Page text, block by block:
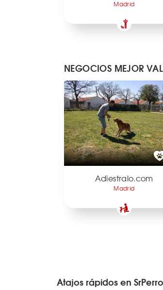
Madrid
NEGOCIOS MEJOR
Adiestralo.com
Madrid
Atajos rápidos en SrPerro